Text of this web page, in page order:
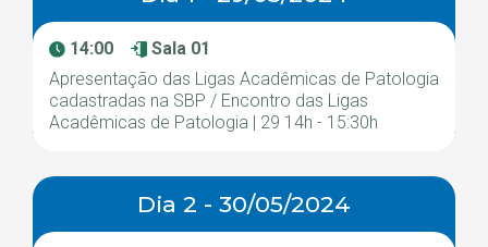
14:00
Sala 01
Apresentação das Ligas Acadêmicas de Patologia
cadastradas na SBP / Encontro das Ligas
Acadêmicas de Patologia | 29 14h - 15:30h
Dia 2 - 30/05/2024